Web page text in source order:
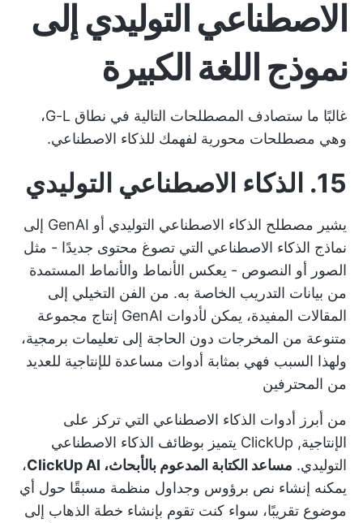
الاصطناعي التوليدي إلى
نموذج اللغة الكبيرة
غالبًا ما ستصادف المصطلحات التالية في نطاق G-L،
وهي مصطلحات محورية لفهمك للذكاء الاصطناعي.
15. الذكاء الاصطناعي التوليدي
يشير مصطلح الذكاء الاصطناعي التوليدي أو GenAI إلى
نماذج الذكاء الاصطناعي التي تصوغ محتوى جديدًا - مثل
الصور أو النصوص - يعكس الأنماط والأنماط المستمدة
من بيانات التدريب الخاصة به. من الفن التخيلي إلى
المقالات المفيدة، يمكن لأدوات GenAI إنتاج مجموعة
متنوعة من المخرجات دون الحاجة إلى تعليمات برمجية،
ولهذا السبب فهي بمثابة أدوات مساعدة للإنتاجية للعديد
من المحترفين
من أبرز أدوات الذكاء الاصطناعي التي تركز على
الإنتاجية, ClickUp يتميز بوظائف الذكاء الاصطناعي
التوليدي. مساعد الكتابة المدعوم بالأبحاث، ClickUp AI
،
يمكنه إنشاء نص برؤوس وجداول منظمة مسبقًا حول أي
موضوع تقريبًا، سواء كنت تقوم بإنشاء خطة الذهاب إلى